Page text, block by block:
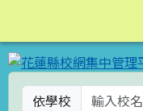
依學校